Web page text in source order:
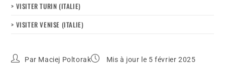
> VISITER TURIN (ITALIE)
> VISITER VENISE (ITALIE)
Par Maciej Poltorak Mis à jour le 5 février 2025